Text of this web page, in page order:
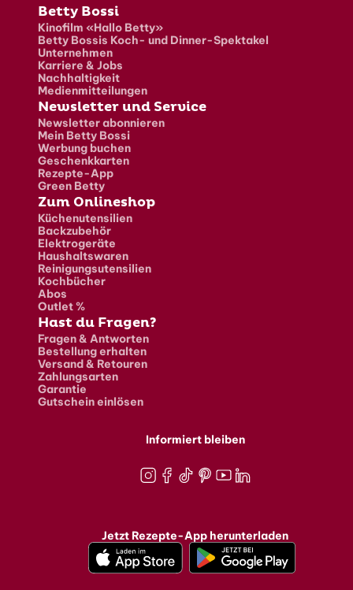
Fusszeile
Betty Bossi
Kinofilm «Hallo Betty»
Betty Bossis Koch- und Dinner-Spektakel
Unternehmen
Karriere & Jobs
Nachhaltigkeit
Medienmitteilungen
Newsletter und Service
Newsletter abonnieren
Mein Betty Bossi
Werbung buchen
Geschenkkarten
Rezepte-App
Green Betty
Zum Onlineshop
Küchenutensilien
Backzubehör
Elektrogeräte
Haushaltswaren
Reinigungsutensilien
Kochbücher
Abos
Outlet %
Hast du Fragen?
Fragen & Antworten
Bestellung erhalten
Versand & Retouren
Zahlungsarten
Garantie
Gutschein einlösen
Informiert bleiben
Jetzt Rezepte-App herunterladen